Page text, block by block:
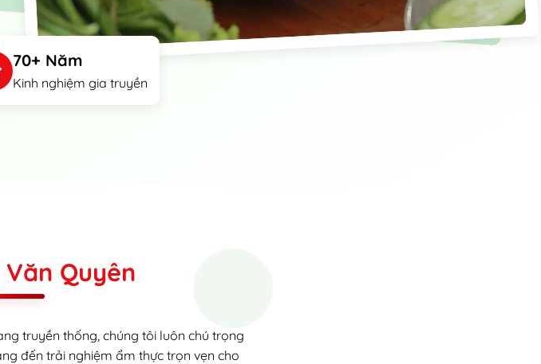
70+ Năm
Kinh nghiệm gia truyền
Quyên
truyền thống, chúng tôi luôn chú trọng
đến trải nghiệm ẩm thực trọn vẹn cho